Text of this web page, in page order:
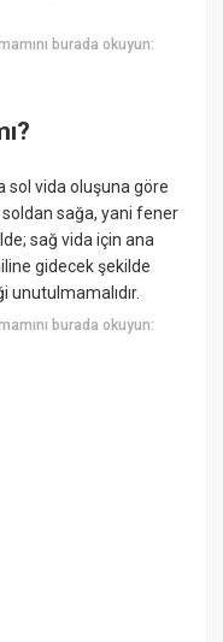
burada okuyun:
sol vida oluşuna göre
soldan sağa, yani fener
sağ vida için ana
gidecek şekilde
unutulmamalıdır.
burada okuyun: